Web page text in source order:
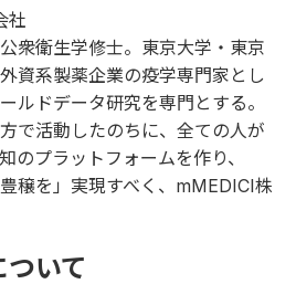
社
衆衛生学修士。東京大学・東京
資系製薬企業の疫学専門家とし
ルドデータ研究を専門とする。
で活動したのちに、全ての人が
のプラットフォームを作り、
穣を」実現すべく、mMEDICI株
いて